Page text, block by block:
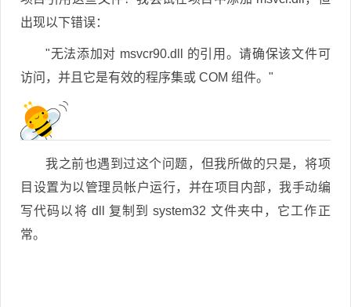
出现以下错误：
"无法添加对 msvcr90.dll 的引用。请确保该文件可
访问，并且它是有效的程序集或 COM 组件。"
我之前也遇到过这个问题，但我所做的只是，将项
目设置为以管理员帐户运行，并在项目内部，我手动编
写代码以将 dll 复制到 system32 文件夹中，它工作正
常。